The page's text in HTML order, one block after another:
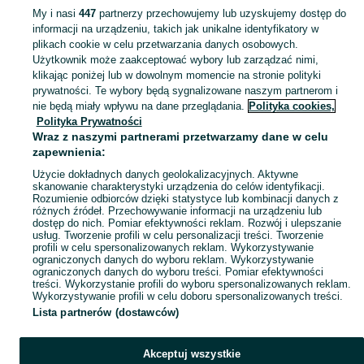
KATEGORIA
Sprzedaż kubków Ostrowiec Świętokrzyski ▶️ Szeroki wybór modeli, kształtów i materiałów ✅ Nowe i używane w atrakcyjnych cenach ☝ Sprawdź oferty i kupuj na OLX.pl! Zobacz
Mapa kategorii
Mapa miejscowości
Mapa ministron
Popularne wyszukiwania
My i nasi 447partnerzy przechowujemy lub uzyskujemy dostęp do
informacji na urządzeniu, takich jak unikalne identyfikatory w
plikach cookie w celu przetwarzania danych osobowych.
Użytkownik może zaakceptować wybory lub zarządzać nimi,
klikając poniżej lub w dowolnym momencie na stronie polityki
prywatności. Te wybory będą sygnalizowane naszym partnerom i
nie będą miały wpływu na dane przeglądania. Polityka cookies,
Polityka Prywatności
Wraz z naszymi partnerami przetwarzamy dane w celu
zapewnienia:
Użycie dokładnych danych geolokalizacyjnych. Aktywne
skanowanie charakterystyki urządzenia do celów identyfikacji.
Rozumienie odbiorców dzięki statystyce lub kombinacji danych z
różnych źródeł. Przechowywanie informacji na urządzeniu lub
dostęp do nich. Pomiar efektywności reklam. Rozwój i ulepszanie
usług. Tworzenie profili w celu personalizacji treści. Tworzenie
profili w celu spersonalizowanych reklam. Wykorzystywanie
ograniczonych danych do wyboru reklam. Wykorzystywanie
ograniczonych danych do wyboru treści. Pomiar efektywności
treści. Wykorzystanie profili do wyboru spersonalizowanych reklam.
Wykorzystywanie profili w celu doboru spersonalizowanych treści.
Lista partnerów (dostawców)
Akceptuj wszystkie